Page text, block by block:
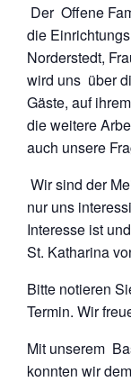
Der Offene
die
Norderstedt,
wird uns über
Gäste, auf
die weitere
auch unsere
Wir sind der
nur uns
Interesse ist
St. Katharina
Bitte notieren
Termin. Wir
Mit unserem
konnten wir